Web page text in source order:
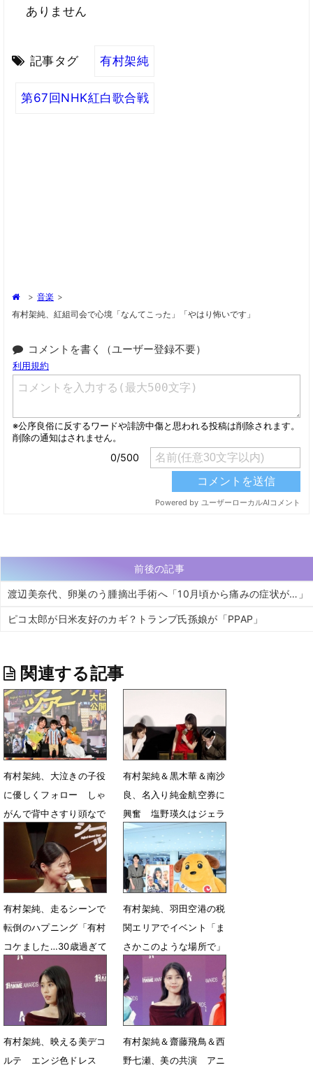
ありません
記事タグ 有村架純
第67回NHK紅白歌合戦
> 音楽 >
有村架純、紅組司会で心境「なんてこった」「やはり怖いです」
コメントを書く（ユーザー登録不要）
前後の記事
渡辺美奈代、卵巣のう腫摘出手術へ「10月頃から痛みの症状が…」
ピコ太郎が日米友好のカギ？トランプ氏孫娘が「PPAP」
関連する記事
有村架純、大泣きの子役
に優しくフォロー しゃ
がんで背中さすり頭なで
7月2日 18時15分
有村架純＆黒木華＆南沙
良、名入り純金航空券に
興奮 塩野瑛久はジェラ
シー
6月23日 15時52分
有村架純、走るシーンで
転倒のハプニング「有村
コケました…30歳過ぎて
の全力疾走は危ない」
6月3日 07時17分
有村架純、羽田空港の税
関エリアでイベント「ま
さかこのような場所で」
5月27日 06時51分
有村架純、映える美デコ
ルテ エンジ色ドレス
有村架純＆齋藤飛鳥＆西
野七瀬、美の共演 アニ